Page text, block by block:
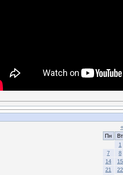
«
Пн
Вт
1
7
8
14
15
21
22